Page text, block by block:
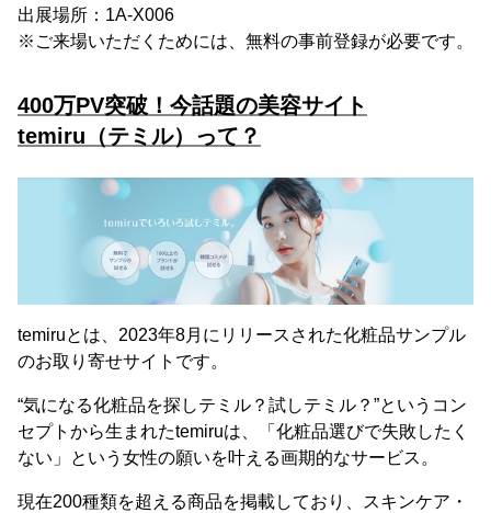
出展場所：1A-X006
※ご来場いただくためには、無料の事前登録が必要です。
400万PV突破！今話題の美容サイト
temiru（テミル）って？
temiruとは、2023年8月にリリースされた化粧品サンプル
のお取り寄せサイトです。
“気になる化粧品を探しテミル？試しテミル？”というコン
セプトから生まれたtemiruは、「化粧品選びで失敗したく
ない」という女性の願いを叶える画期的なサービス。
現在200種類を超える商品を掲載しており、スキンケア・